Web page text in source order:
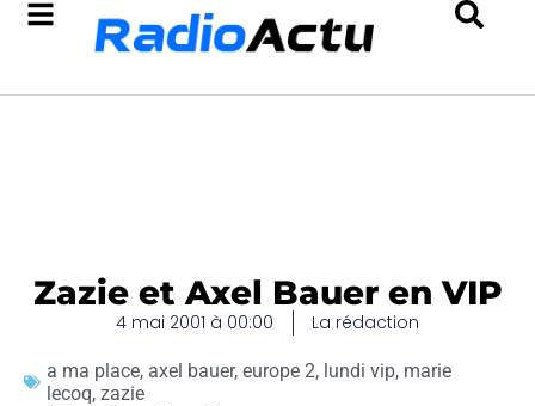
Zazie et Axel Bauer en VIP
4 mai 2001 à 00:00 La rédaction
a ma place, axel bauer, europe 2, lundi vip, marie
lecoq, zazie